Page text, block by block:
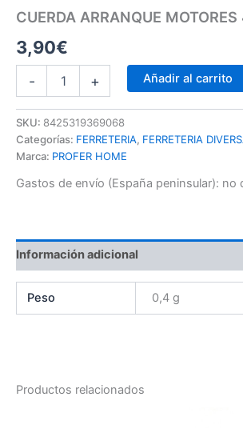
CUERDA ARRANQUE
3,90€
- + Añadir al carrito
SKU: 8425319369068
Categorías: FERRETERIA, FERRETERIA
Marca: PROFER HOME
Gastos de envío (España peninsular): no
Información adicional
Peso 0,4 g
Productos relacionados